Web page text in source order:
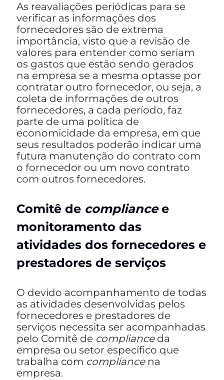
As reavaliações periódicas para se
verificar as informações dos
fornecedores são de extrema
importância, visto que a revisão de
valores para entender como seriam
os gastos que estão sendo gerados
na empresa se a mesma optasse por
contratar outro fornecedor, ou seja, a
coleta de informações de outros
fornecedores, a cada período, faz
parte de uma política de
economicidade da empresa, em que
seus resultados poderão indicar uma
futura manutenção do contrato com
o fornecedor ou um novo contrato
com outros fornecedores.
Comitê de compliancee
monitoramento das
atividades dos fornecedores e
prestadores de serviços
O devido acompanhamento de todas
as atividades desenvolvidas pelos
fornecedores e prestadores de
serviços necessita ser acompanhadas
pelo Comitê de compliance da
empresa ou setor específico que
trabalha com compliancena
empresa.